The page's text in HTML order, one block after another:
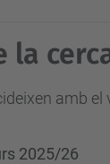
la
amb el
2025/26